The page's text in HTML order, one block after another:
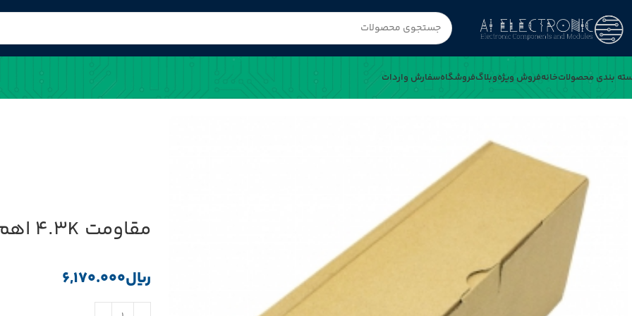
بندی محصولاتخانهفروش ویژهوبلاگفروشگاهسفارش واردات
مقاومت 4.3K اهم 0.25w بسته5000 تایی(SEP)
﷼